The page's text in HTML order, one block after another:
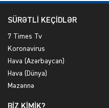
SÜRƏTLİ KEÇİDLƏR
7 Times Tv
Koronavirus
Hava (Azərbaycan)
Hava (Dünya)
Məzənnə